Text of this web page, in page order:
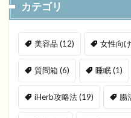
カテゴリ
美容品 (12) 女性向け
質問箱(6) 睡眠(1)
iHerb攻略法(19) 腸